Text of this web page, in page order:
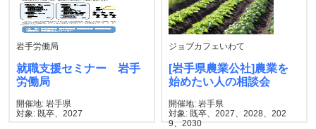
岩手労働局
就職支援セミナー 岩手
労働局
開催地: 岩手県
対象: 既卒、2027
ジョブカフェいわて
[岩手県農業公社]農業を
始めたい人の相談会
開催地: 岩手県
対象: 既卒、2027、2028、202
9、2030